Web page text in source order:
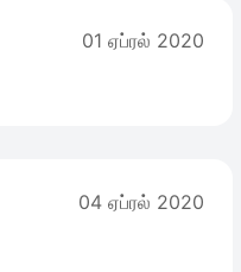
01 ஏப்ரல் 2020
04 ஏப்ரல் 2020